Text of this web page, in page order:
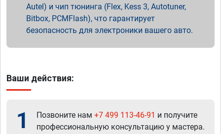
Autel) и чип тюнинга (Flex, Kess 3, Autotuner,
Bitbox, PCMFlash), что гарантирует
безопасность для электроники вашего авто.
Ваши действия:
1 Позвоните нам +7 499 113-46-91 и получите
профессиональную консультацию у мастера.